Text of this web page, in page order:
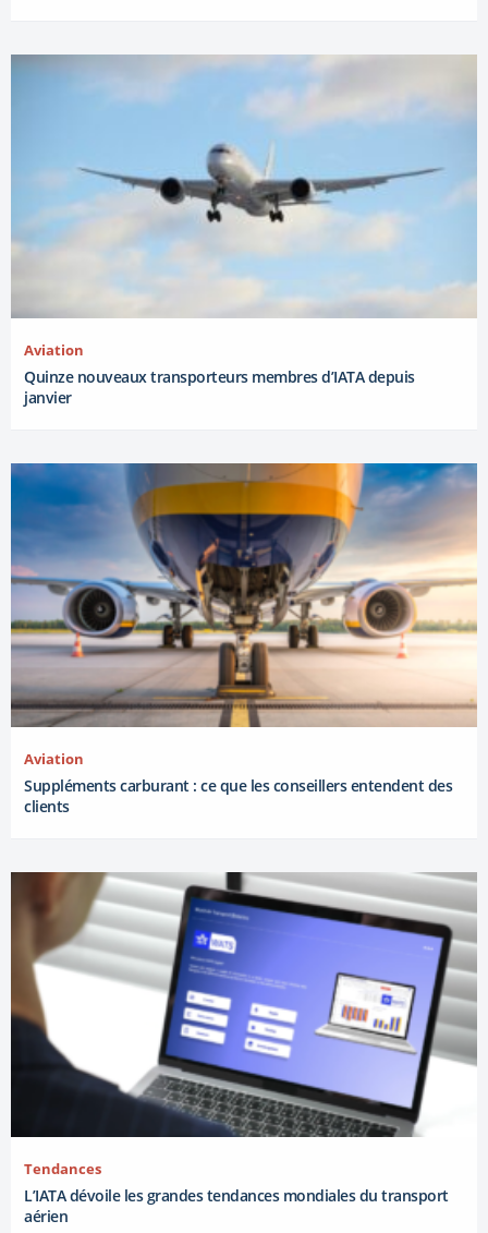
Aviation
Quinze nouveaux transporteurs membres d’IATA depuis
janvier
Aviation
Suppléments carburant : ce que les conseillers entendent des
clients
Tendances
L’IATA dévoile les grandes tendances mondiales du transport
aérien